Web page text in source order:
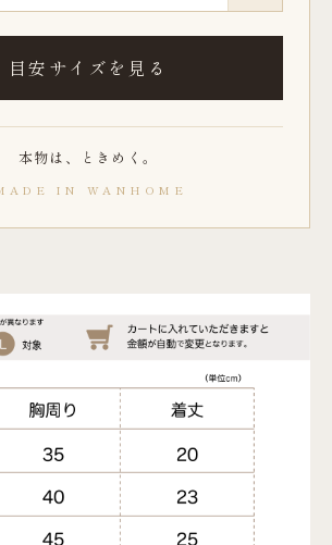
目安サイズを見る
本物は、ときめく。
IN WANHOME